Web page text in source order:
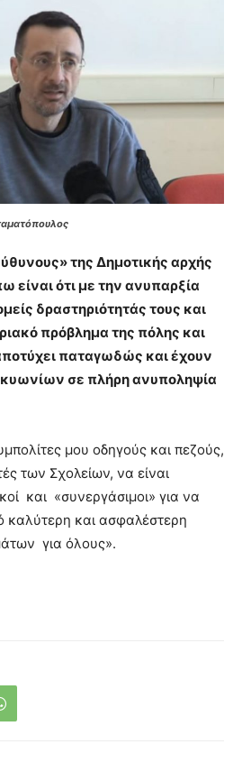
της Δημοτικής αρχής
είναι ότι με την ανυπαρξία
δραστηριότητάς τους και
πρόβλημα της πόλης και
παταγωδώς και έχουν
σε πλήρη ανυποληψία
μου οδηγούς και πεζούς,
των Σχολείων, να είναι
και «συνεργάσιμοι» για να
καλύτερη και ασφαλέστερη
για όλους».